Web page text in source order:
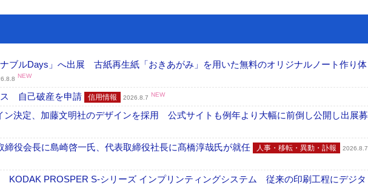
ブルDays」へ出展 古紙再生紙「おきあがみ」を用いた無料のオリジナルノート作り体
NEW
ス 自己破産を申請 信用情報 2026.8.7 NEW
決定、加藤文明社のデザインを採用 公式サイトも例年より大幅に前倒し公開し出展募
役会長に島崎啓一氏、代表取締役社長に髙橋淳哉氏が就任 人事・移転・異動・訃報
2026.8.7
KODAK PROSPER S-シリーズ インプリンティングシステム 従来の印刷工程にデジタ